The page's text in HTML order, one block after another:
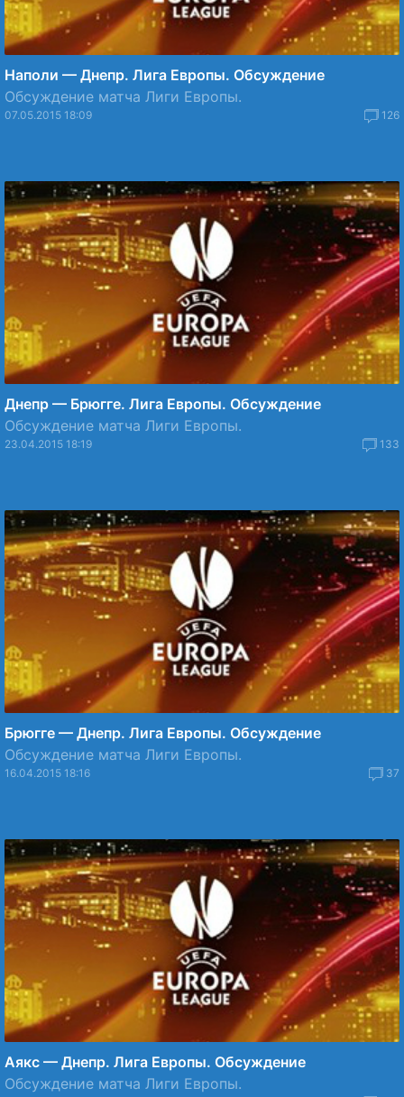
Наполи — Днепр. Лига Европы. Обсуждение
Обсуждение матча Лиги Европы.
07.05.2015 18:09 126
Днепр — Брюгге. Лига Европы. Обсуждение
Обсуждение матча Лиги Европы.
23.04.2015 18:19 133
Брюгге — Днепр. Лига Европы. Обсуждение
Обсуждение матча Лиги Европы.
16.04.2015 18:16 37
Аякс — Днепр. Лига Европы. Обсуждение
Обсуждение матча Лиги Европы.